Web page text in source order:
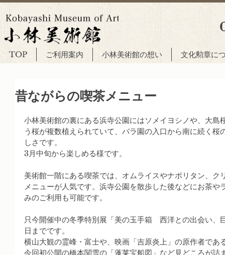
TOP ご利用案内 小林美術館の想い 文化勲章に
昔ながらの喫茶メニュー
小林美術館の裏にある浜寺公園にはソメイヨシノや、大島
う桜が複数植えられていて、バラ園の入口から南に続く桜
しさです。
3月中旬から楽しめる様です。
美術館一階にある喫茶では、オムライスやナポリタン、ク
メニューが人気です。浜寺公園を散歩した後などにお茶や
みのご利用も可能です。
只今開催中の冬季特別展「美の玉手箱　西洋との出会い、
日までです。
横山大観の霊峰・富士や、映画「吉原炎上」の原作者であ
今回初公開の橋本関雪の「蓬莱宝船図」など見どころが詰